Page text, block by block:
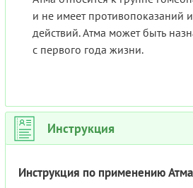
и не имеет противопоказаний
действий. Атма может быть
с первого года жизни.
Инструкция
Инструкция по применению Атма